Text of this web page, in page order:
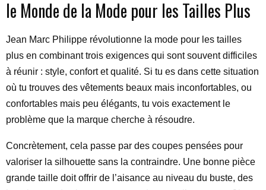
le Monde de la Mode pour les Tailles Plus
Jean Marc Philippe révolutionne la mode pour les tailles
plus en combinant trois exigences qui sont souvent difficiles
à réunir : style, confort et qualité. Si tu es dans cette situation
où tu trouves des vêtements beaux mais inconfortables, ou
confortables mais peu élégants, tu vois exactement le
problème que la marque cherche à résoudre.
Concrètement, cela passe par des coupes pensées pour
valoriser la silhouette sans la contraindre. Une bonne pièce
grande taille doit offrir de l’aisance au niveau du buste, des